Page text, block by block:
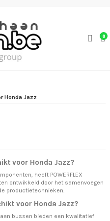
0
Honda Jazz
voor Honda Jazz?
heeft POWERFLEX
ontwikkeld door het samenvoegen
productietechnieken.
voor Honda Jazz?
bussen bieden een kwalitatief